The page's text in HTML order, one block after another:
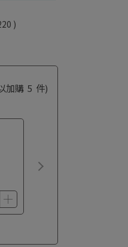
)
加購 5 件)